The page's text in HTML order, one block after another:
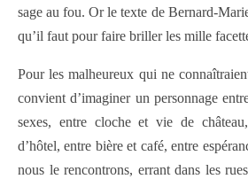
sage au fou. Or le texte de Bernard-
qu’il faut pour faire briller les mille
Pour les malheureux qui ne
convient d’imaginer un personnage
sexes, entre cloche et vie de
d’hôtel, entre bière et café, entre
nous le rencontrons, errant dans les